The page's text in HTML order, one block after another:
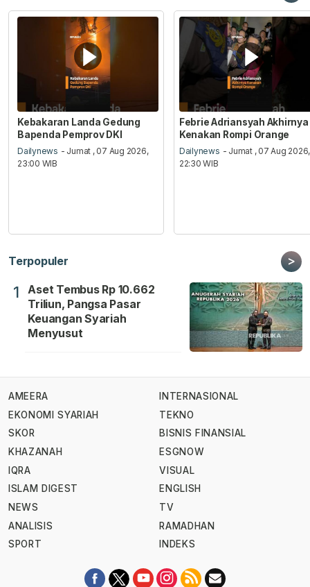
Kebakaran Landa Gedung
Bapenda Pemprov DKI
Dailynews - Jumat , 07 Aug 2026,
23:00 WIB
Febrie Adriansyah Akhirnya
Kenakan Rompi Orange
Dailynews - Jumat , 07 Aug 2026,
22:30 WIB
Terpopuler >
1
Aset Tembus Rp 10.662
Triliun, Pangsa Pasar
Keuangan Syariah
Menyusut
AMEERA
EKONOMI SYARIAH
SKOR
KHAZANAH
IQRA
ISLAM DIGEST
NEWS
ANALISIS
SPORT
INTERNASIONAL
TEKNO
BISNIS FINANSIAL
ESGNOW
VISUAL
ENGLISH
TV
RAMADHAN
INDEKS